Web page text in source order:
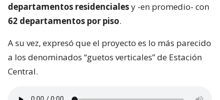
departamentos residencialesy -en promedio- con
62 departamentos por piso.
A su vez, expresó que el proyecto es lo más parecido
a los denominados “guetos verticales” de Estación
Central.